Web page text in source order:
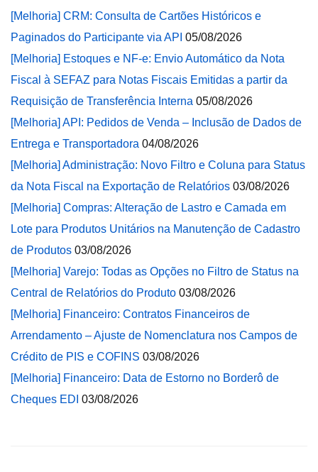
[Melhoria] CRM: Consulta de Cartões Históricos e
Paginados do Participante via API 05/08/2026
[Melhoria] Estoques e NF-e: Envio Automático da Nota
Fiscal à SEFAZ para Notas Fiscais Emitidas a partir da
Requisição de Transferência Interna 05/08/2026
[Melhoria] API: Pedidos de Venda – Inclusão de Dados de
Entrega e Transportadora 04/08/2026
[Melhoria] Administração: Novo Filtro e Coluna para Status
da Nota Fiscal na Exportação de Relatórios 03/08/2026
[Melhoria] Compras: Alteração de Lastro e Camada em
Lote para Produtos Unitários na Manutenção de Cadastro
de Produtos 03/08/2026
[Melhoria] Varejo: Todas as Opções no Filtro de Status na
Central de Relatórios do Produto 03/08/2026
[Melhoria] Financeiro: Contratos Financeiros de
Arrendamento – Ajuste de Nomenclatura nos Campos de
Crédito de PIS e COFINS 03/08/2026
[Melhoria] Financeiro: Data de Estorno no Borderô de
Cheques EDI 03/08/2026